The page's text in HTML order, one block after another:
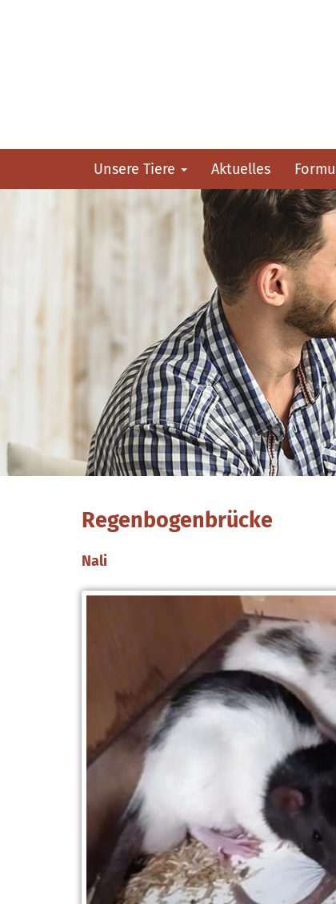
Unsere Tiere Aktuelles
Regenbogenbrücke
Nali